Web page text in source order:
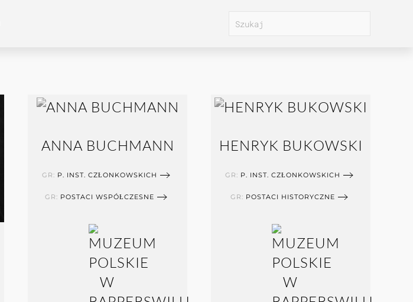
ANNA BUCHMANN
GR: P. INST. CZŁONKOWSKICH
GR: POSTACI WSPÓŁCZESNE
HENRYK BUKOWSKI
GR: P. INST. CZŁONKOWSKICH
GR: POSTACI HISTORYCZNE